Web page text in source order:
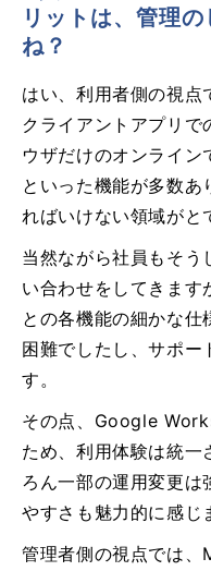
リットは、管理
ね？
はい、利用者側の視
クライアントアプリで
ウザだけのオンライ
といった機能が多数
ればいけない領域がと
当然ながら社員もそう
い合わせをしてきます
との各機能の細かな
困難でしたし、サポ
す。
その点、Google
ため、利用体験は統一
ろん一部の運用変更は
やすさも魅力的に感じ
管理者側の視点では